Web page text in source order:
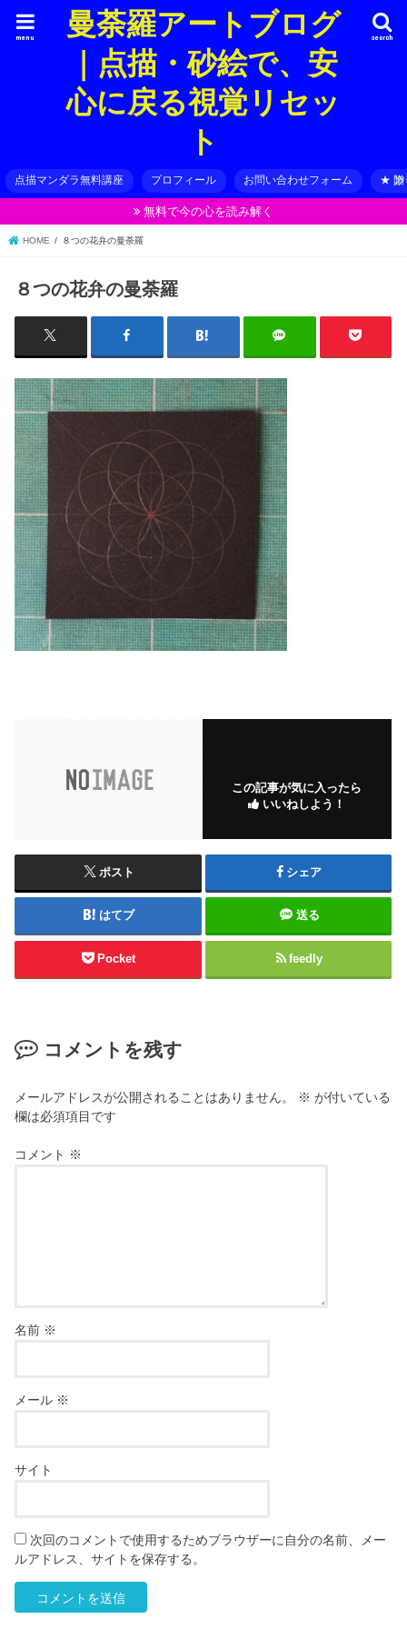
曼荼羅アートブログ
｜点描・砂絵で、安
心に戻る視覚リセッ
ト
search
menu
点描マンダラ無料講座 プロフィール お問い合わせフォーム ★ 贈
無料で今の心を読み解く
HOME ８つの花弁の曼荼羅
８つの花弁の曼荼羅
この記事が気に入ったら
いいねしよう！
ポスト シェア
はてブ 送る
Pocket feedly
コメントを残す
メールアドレスが公開されることはありません。 ※ が付いている
欄は必須項目です
コメント ※
名前 ※
メール ※
サイト
次回のコメントで使用するためブラウザーに自分の名前、メー
ルアドレス、サイトを保存する。